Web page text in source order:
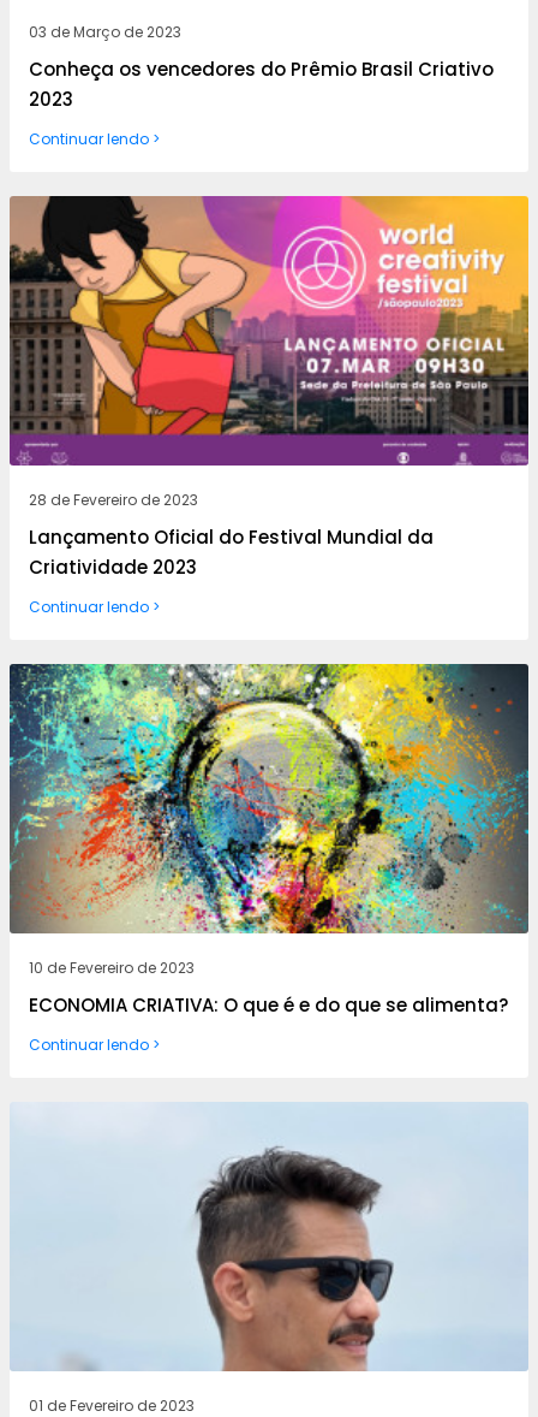
03 de Março de 2023
Conheça os vencedores do Prêmio Brasil Criativo
2023
Continuar lendo >
28 de Fevereiro de 2023
Lançamento Oficial do Festival Mundial da
Criatividade 2023
Continuar lendo >
10 de Fevereiro de 2023
ECONOMIA CRIATIVA: O que é e do que se alimenta?
Continuar lendo >
01 de Fevereiro de 2023